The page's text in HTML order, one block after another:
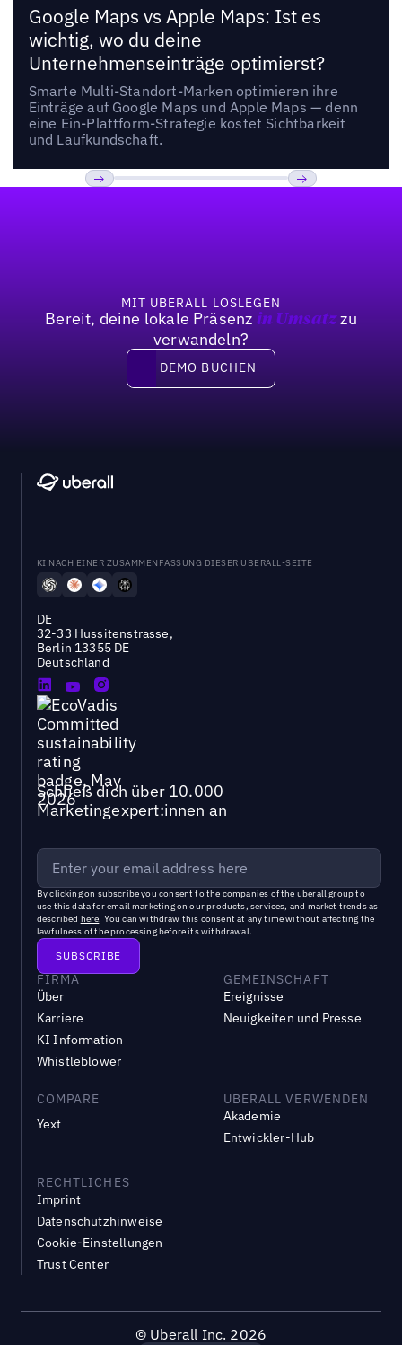
Google Maps vs Apple Maps: Ist es
wichtig, wo du deine
Unternehmenseinträge optimierst?
Smarte Multi-Standort-Marken optimieren ihre
Einträge auf Google Maps und Apple Maps — denn
eine Ein-Plattform-Strategie kostet Sichtbarkeit
und Laufkundschaft.
MIT UBERALL LOSLEGEN
Bereit, deine lokale Präsenz in Umsatzzu
verwandeln?
DEMO BUCHEN
DEMO BUCHEN
KI NACH EINER ZUSAMMENFASSUNG DIESER UBERALL-SEITE
DE
32-33 Hussitenstrasse,
Berlin 13355 DE
Deutschland
Schließ dich über 10.000
Marketingexpert:innen an
By clicking on subscribe you consent to the companies of the uberall groupto
use this data for email marketing on our products, services, and market trends as
described here. You can withdraw this consent at any time without affecting the
lawfulness of the processing before its withdrawal.
FIRMA
Über
Karriere
KI Information
Whistleblower
GEMEINSCHAFT
Ereignisse
Neuigkeiten und Presse
COMPARE
Yext
UBERALL VERWENDEN
Akademie
Entwickler-Hub
RECHTLICHES
Imprint
Datenschutzhinweise
Cookie-Einstellungen
Trust Center
© Uberall Inc. 2026